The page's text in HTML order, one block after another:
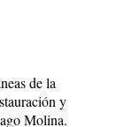
de la
y
Molina.